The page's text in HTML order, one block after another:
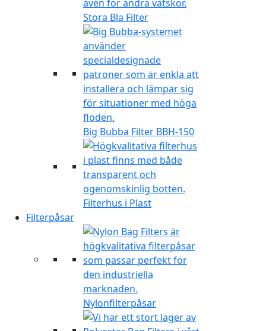
Stora Bla Filter
Big Bubba Filter BBH-150
Filterhus i Plast
Filterpåsar
Nylonfilterpåsar